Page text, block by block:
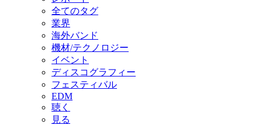
全てのタグ
業界
海外バンド
機材/テクノロジー
イベント
ディスコグラフィー
フェスティバル
EDM
聴く
見る